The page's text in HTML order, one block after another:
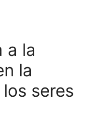
a la
la
seres